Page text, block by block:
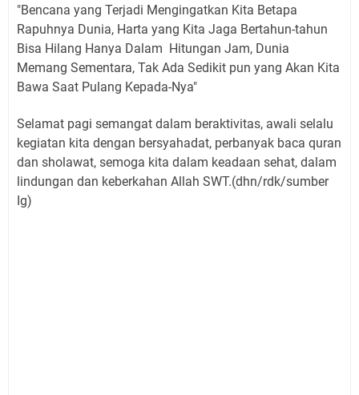
"Bencana yang Terjadi Mengingatkan Kita Betapa
Rapuhnya Dunia, Harta yang Kita Jaga Bertahun-tahun
Bisa Hilang Hanya Dalam Hitungan Jam, Dunia
Memang Sementara, Tak Ada Sedikit pun yang Akan Kita
Bawa Saat Pulang Kepada-Nya"
Selamat pagi semangat dalam beraktivitas, awali selalu
kegiatan kita dengan bersyahadat, perbanyak baca quran
dan sholawat, semoga kita dalam keadaan sehat, dalam
lindungan dan keberkahan Allah SWT.(dhn/rdk/sumber
Ig)